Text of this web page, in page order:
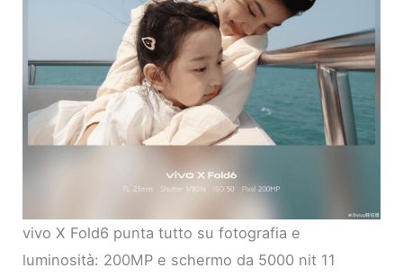
vivo X Fold6 punta tutto su fotografia e
luminosità: 200MP e schermo da 5000 nit 11